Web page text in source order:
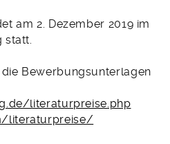
am 2. Dezember 2019 im
statt.
Bewerbungsunterlagen
literaturpreise.php
literaturpreise/